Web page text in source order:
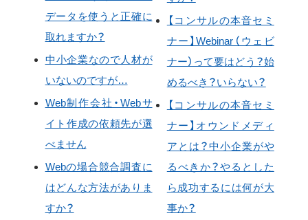
データを使うと正確に
取れますか？
中小企業なので人材が
いないのですが…
Web制作会社・Webサ
イト作成の依頼先が選
べません
Webの場合競合調査に
はどんな方法がありま
すか？
【コンサルの本音セミ
ナー】Webinar（ウェビ
ナー）って要はどう？始
めるべき？いらない？
【コンサルの本音セミ
ナー】オウンドメディ
アとは？中小企業がや
るべきか？やるとした
ら成功するには何が大
事か？